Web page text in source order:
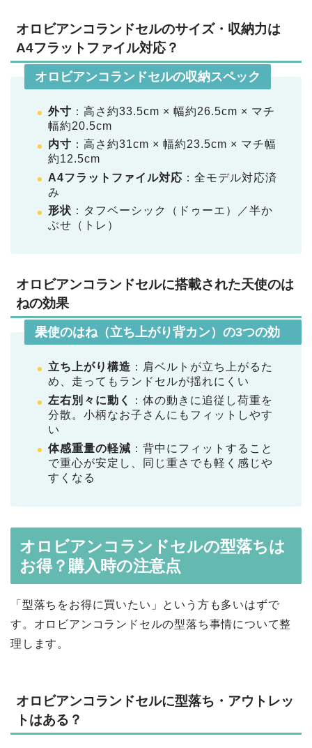
オロビアンコランドセルのサイズ・収納力は
A4フラットファイル対応？
オロビアンコランドセルの収納スペック
外寸 ：高さ約33.5cm × 幅約26.5cm × マチ
幅約20.5cm
内寸 ：高さ約31cm × 幅約23.5cm × マチ幅
約12.5cm
A4フラットファイル対応 ：全モデル対応済
み
形状 ：タフベーシック（ドゥーエ）／半か
ぶせ（トレ）
オロビアンコランドセルに搭載された天使のは
ねの効果
天使のはね（立ち上がり背カン）の3つの効果
立ち上がり構造 ：肩ベルトが立ち上がるた
め、走ってもランドセルが揺れにくい
左右別々に動く
：体の動きに追従し荷重を
分散。小柄なお子さんにもフィットしやす
い
体感重量の軽減 ：背中にフィットすること
で重心が安定し、同じ重さでも軽く感じや
すくなる
オロビアンコランドセルの型落ちは
お得？購入時の注意点
「型落ちをお得に買いたい」という方も多いはずで
す。オロビアンコランドセルの型落ち事情について整
理します。
オロビアンコランドセルに型落ち・アウトレッ
トはある？